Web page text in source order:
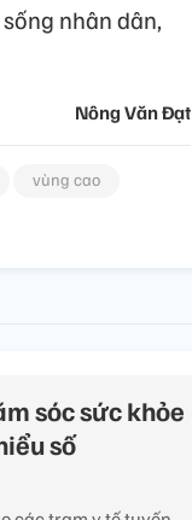
nhân dân,
Nông Văn Đạt
vùng cao
sóc sức khỏe
số